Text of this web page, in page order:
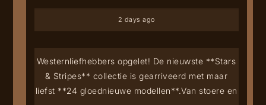
2 days ago
Westernliefhebbers opgelet! De nieuwste **Stars
& Stripes** collectie is gearriveerd met maar
liefst **24 gloednieuwe modellen**.Van stoere en